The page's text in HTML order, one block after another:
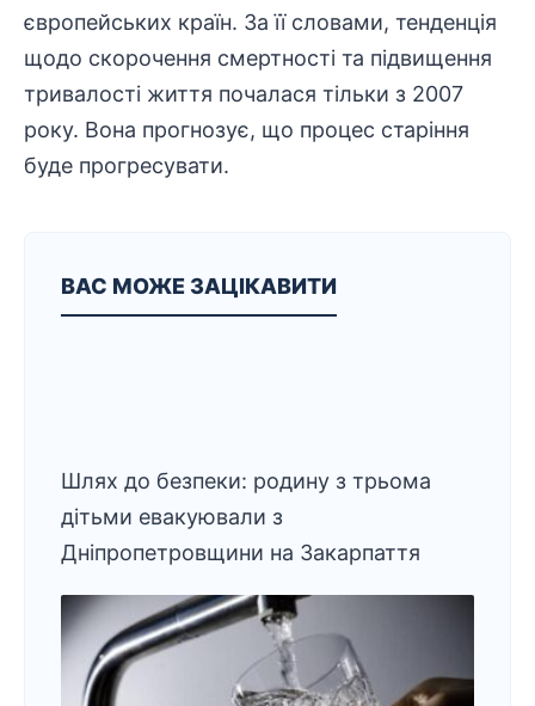
європейських країн. За її словами, тенденція
щодо скорочення смертності та підвищення
тривалості життя почалася тільки з 2007
року. Вона прогнозує, що процес старіння
буде прогресувати.
ВАС МОЖЕ ЗАЦІКАВИТИ
Шлях до безпеки: родину з трьома
дітьми евакуювали з
Дніпропетровщини на Закарпаття